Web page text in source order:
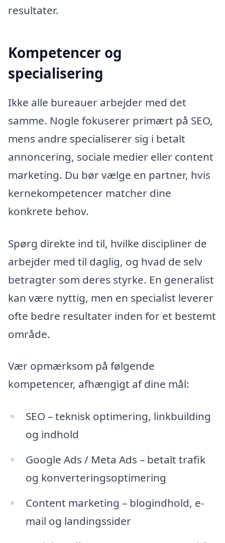
resultater.
Kompetencer og
specialisering
Ikke alle bureauer arbejder med det
samme. Nogle fokuserer primært på SEO,
mens andre specialiserer sig i betalt
annoncering, sociale medier eller content
marketing. Du bør vælge en partner, hvis
kernekompetencer matcher dine
konkrete behov.
Spørg direkte ind til, hvilke discipliner de
arbejder med til daglig, og hvad de selv
betragter som deres styrke. En generalist
kan være nyttig, men en specialist leverer
ofte bedre resultater inden for et bestemt
område.
Vær opmærksom på følgende
kompetencer, afhængigt af dine mål:
SEO – teknisk optimering, linkbuilding
og indhold
Google Ads / Meta Ads – betalt trafik
og konverteringsoptimering
Content marketing – blogindhold, e-
mail og landingssider